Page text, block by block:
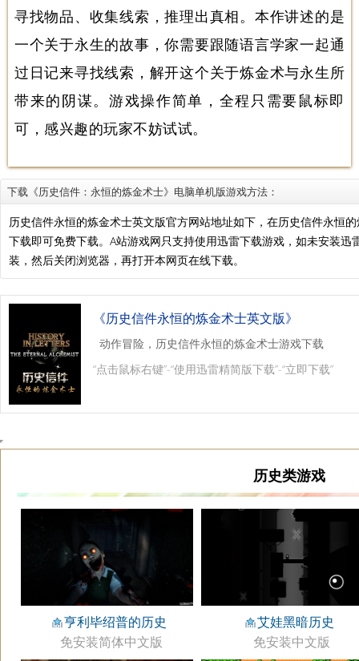
寻找物品、收集线索，推理出真相。本作讲述的是
一个关于永生的故事，你需要跟随语言学家一起通
过日记来寻找线索，解开这个关于炼金术与永生所
带来的阴谋。游戏操作简单，全程只需要鼠标即
可，感兴趣的玩家不妨试试。
下载《历史信件：永恒的炼金术士》电脑单机版游戏方法：
历史信件永恒的炼金术士英文版官方网站地址如下，在历史信件永恒
下载即可免费下载。A站游戏网只支持使用迅雷下载游戏，如未安装迅
装，然后关闭浏览器，再打开本网页在线下载。
《历史信件永恒的炼金术士英文版》
动作冒险，历史信件永恒的炼金术士游戏下载
“点击鼠标右键”-“使用迅雷精简版下载”-“立即下载”
历史类游戏
亨利毕绍普的历史
免安装简体中文版
艾娃黑暗历史
免安装中文版